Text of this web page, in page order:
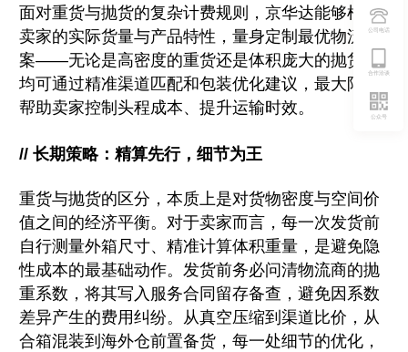
公司电话
合作洽谈
公众号
面对重货与抛货的复杂计费规则，京华达能够根据
卖家的实际货量与产品特性，量身定制最优物流方
案——无论是高密度的重货还是体积庞大的抛货，
均可通过精准渠道匹配和包装优化建议，最大限度
帮助卖家控制头程成本、提升运输时效。
// 长期策略：精算先行，细节为王
重货与抛货的区分，本质上是对货物密度与空间价
值之间的经济平衡。对于卖家而言，每一次发货前
自行测量外箱尺寸、精准计算体积重量，是避免隐
性成本的最基础动作。发货前务必问清物流商的抛
重系数，将其写入服务合同留存备查，避免因系数
差异产生的费用纠纷。从真空压缩到渠道比价，从
合箱混装到海外仓前置备货，每一处细节的优化，